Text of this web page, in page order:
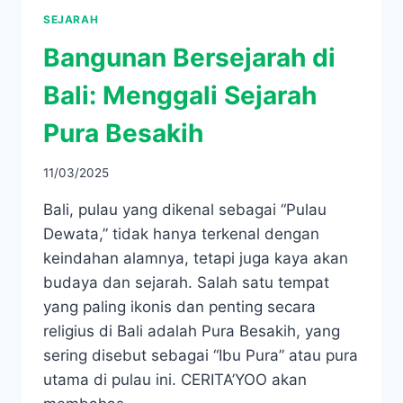
SEJARAH
Bangunan Bersejarah di
Bali: Menggali Sejarah
Pura Besakih
11/03/2025
Bali, pulau yang dikenal sebagai “Pulau
Dewata,” tidak hanya terkenal dengan
keindahan alamnya, tetapi juga kaya akan
budaya dan sejarah. Salah satu tempat
yang paling ikonis dan penting secara
religius di Bali adalah Pura Besakih, yang
sering disebut sebagai “Ibu Pura” atau pura
utama di pulau ini. CERITA’YOO akan